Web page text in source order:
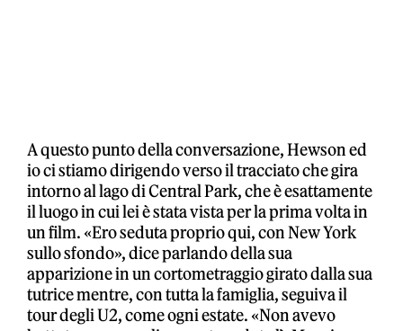
A questo punto della conversazione, Hewson ed
io ci stiamo dirigendo verso il tracciato che gira
intorno al lago di Central Park, che è esattamente
il luogo in cui lei è stata vista per la prima volta in
un film. «Ero seduta proprio qui, con New York
sullo sfondo», dice parlando della sua
apparizione in un cortometraggio girato dalla sua
tutrice mentre, con tutta la famiglia, seguiva il
tour degli U2, come ogni estate. «Non avevo